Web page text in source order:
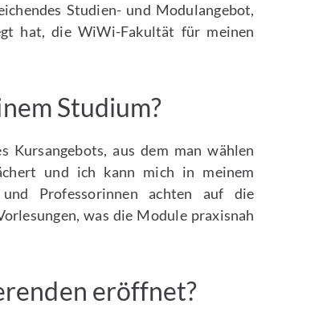
Studien- und Modulangebot,
hat, die WiWi-Fakultät für meinen
Studium?
aus dem man wählen
und ich kann mich in meinem
Professorinnen achten auf die
was die Module praxisnah
eröffnet?